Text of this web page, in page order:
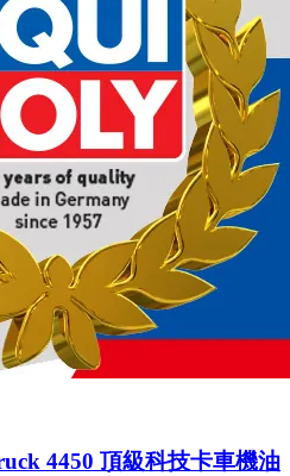
4450 頂級科技卡車機油